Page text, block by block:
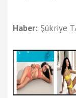
Haber: Şükriye